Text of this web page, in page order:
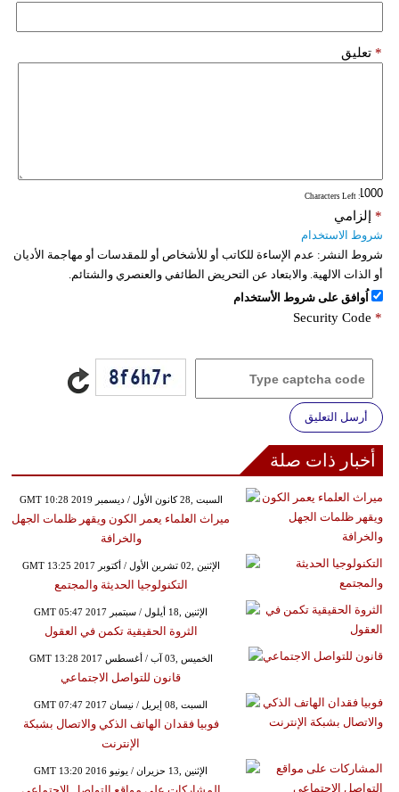
تعليق *
: Characters Left
إلزامي *
شروط الاستخدام
شروط النشر: عدم الإساءة للكاتب أو للأشخاص أو للمقدسات أو مهاجمة الأديان
أو الذات الالهية. والابتعاد عن التحريض الطائفي والعنصري والشتائم.
اُوافق على شروط الأستخدام
Security Code *
أرسل التعليق
أخبار ذات صلة
GMT 10:28 2019 السبت ,28 كانون الأول / ديسمبر
ميراث العلماء يعمر الكون ويقهر ظلمات الجهل
والخرافة
GMT 13:25 2017 الإثنين ,02 تشرين الأول / أكتوبر
التكنولوجيا الحديثة والمجتمع
GMT 05:47 2017 الإثنين ,18 أيلول / سبتمبر
الثروة الحقيقية تكمن في العقول
GMT 13:28 2017 الخميس ,03 آب / أغسطس
قانون للتواصل الاجتماعي
GMT 07:47 2017 السبت ,08 إبريل / نيسان
فوبيا فقدان الهاتف الذكي والاتصال بشبكة
الإنترنت
GMT 13:20 2016 الإثنين ,13 حزيران / يونيو